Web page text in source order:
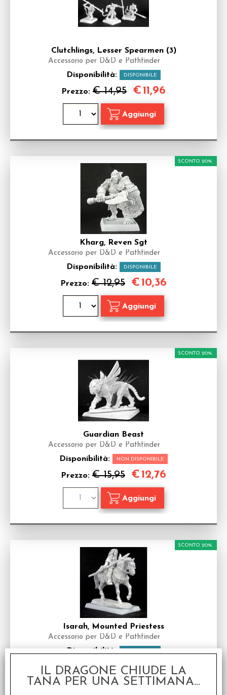
Clutchlings, Lesser Spearmen (3)
Accessorio per D&D e Pathfinder
Disponibilità: DISPONIBILE
Prezzo: € 14,95 €11,96
Kharg, Reven Sgt
Accessorio per D&D e Pathfinder
Disponibilità: DISPONIBILE
Prezzo: € 12,95
SCONTO 20%
€10,36
Guardian Beast
Accessorio per D&D e Pathfinder
Disponibilità: NON DISPONIBILE
Prezzo: € 15,95
SCONTO 20%
€12,76
Isarah, Mounted Priestess
Accessorio per D&D e Pathfinder
Disponibilità:
Prezzo:€ 17,95
SCONTO 20%
€ 14,36
IL DRAGONE CHIUDE LA
TANA PER UNA SETTIMANA...